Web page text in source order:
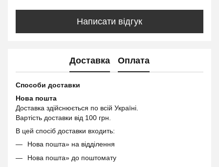
Написати відгук
Доставка Оплата
Способи доставки
Нова пошта
Доставка здійснюється по всій Україні.
Вартість доставки від 100 грн.
В цей спосіб доставки входить:
Нова пошта» на відділення
Нова пошта» до поштомату